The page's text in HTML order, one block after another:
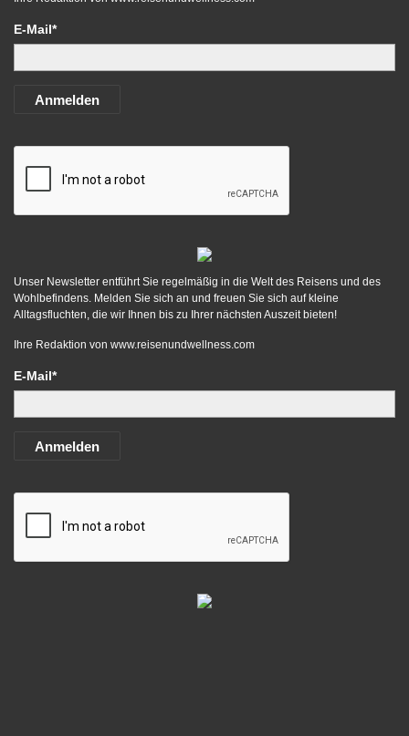
E-Mail*
Anmelden
Unser Newsletter entführt Sie regelmäßig in die Welt des Reisens und des
Wohlbefindens. Melden Sie sich an und freuen Sie sich auf kleine
Alltagsfluchten, die wir Ihnen bis zu Ihrer nächsten Auszeit bieten!
Ihre Redaktion von www.reisenundwellness.com
E-Mail*
Anmelden